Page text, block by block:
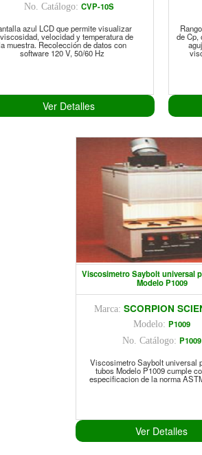
No. Catálogo:CVP-10S
azul LCD que permite visualizar
velocidad y temperatura de
muestra. Recolección de datos con
software 120 V, 50/60 Hz
Ver Detalles
de Cp,
Viscosimetro Saybolt universal
Modelo P1009
Marca:SCORPION
Modelo:P1009
No. Catálogo:P1009
Viscosimetro Saybolt universal
tubos Modelo P1009 cumple
especificacion de la norma
Ver Detalles